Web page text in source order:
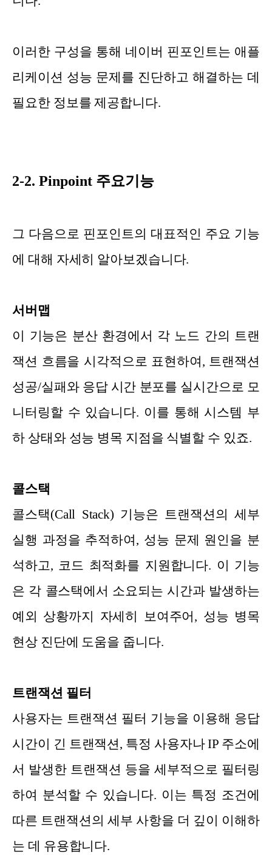
이러한 구성을 통해 네이버 핀포인트는 애플
리케이션 성능 문제를 진단하고 해결하는 데
필요한 정보를 제공합니다.
2-2. Pinpoint 주요기능
그 다음으로 핀포인트의 대표적인 주요 기능
에 대해 자세히 알아보겠습니다.
서버맵
이 기능은 분산 환경에서 각 노드 간의 트랜
잭션 흐름을 시각적으로 표현하여, 트랜잭션
성공/실패와 응답 시간 분포를 실시간으로 모
니터링할 수 있습니다. 이를 통해 시스템 부
하 상태와 성능 병목 지점을 식별할 수 있죠.
콜스택
콜스택(Call Stack) 기능은 트랜잭션의 세부
실행 과정을 추적하여, 성능 문제 원인을 분
석하고, 코드 최적화를 지원합니다. 이 기능
은 각 콜스택에서 소요되는 시간과 발생하는
예외 상황까지 자세히 보여주어, 성능 병목
현상 진단에 도움을 줍니다.
트랜잭션 필터
사용자는 트랜잭션 필터 기능을 이용해 응답
시간이 긴 트랜잭션, 특정 사용자나 IP 주소에
서 발생한 트랜잭션 등을 세부적으로 필터링
하여 분석할 수 있습니다. 이는 특정 조건에
따른 트랜잭션의 세부 사항을 더 깊이 이해하
는 데 유용합니다.